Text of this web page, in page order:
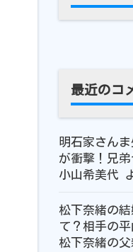
最近のコ
明石家さん
が衝撃！兄
小山希美代
松下奈緒の
て？相手の
松下奈緒の